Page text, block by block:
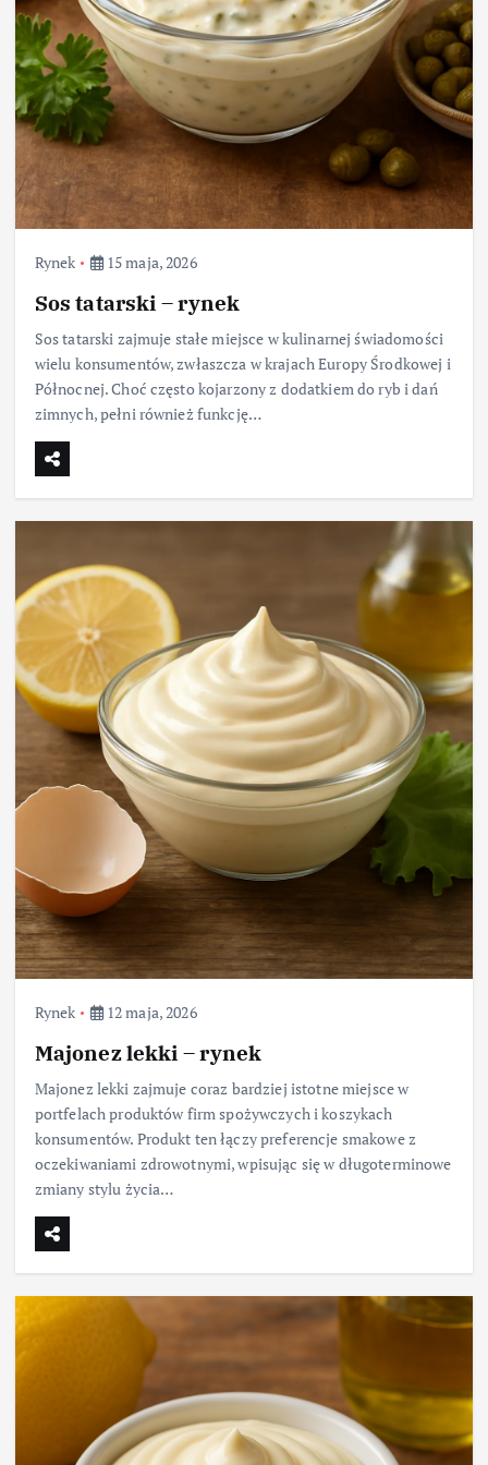
Rynek 15 maja, 2026
Sos tatarski – rynek
Sos tatarski zajmuje stałe miejsce w kulinarnej świadomości
wielu konsumentów, zwłaszcza w krajach Europy Środkowej i
Północnej. Choć często kojarzony z dodatkiem do ryb i dań
zimnych, pełni również funkcję…
Rynek 12 maja, 2026
Majonez lekki – rynek
Majonez lekki zajmuje coraz bardziej istotne miejsce w
portfelach produktów firm spożywczych i koszykach
konsumentów. Produkt ten łączy preferencje smakowe z
oczekiwaniami zdrowotnymi, wpisując się w długoterminowe
zmiany stylu życia…